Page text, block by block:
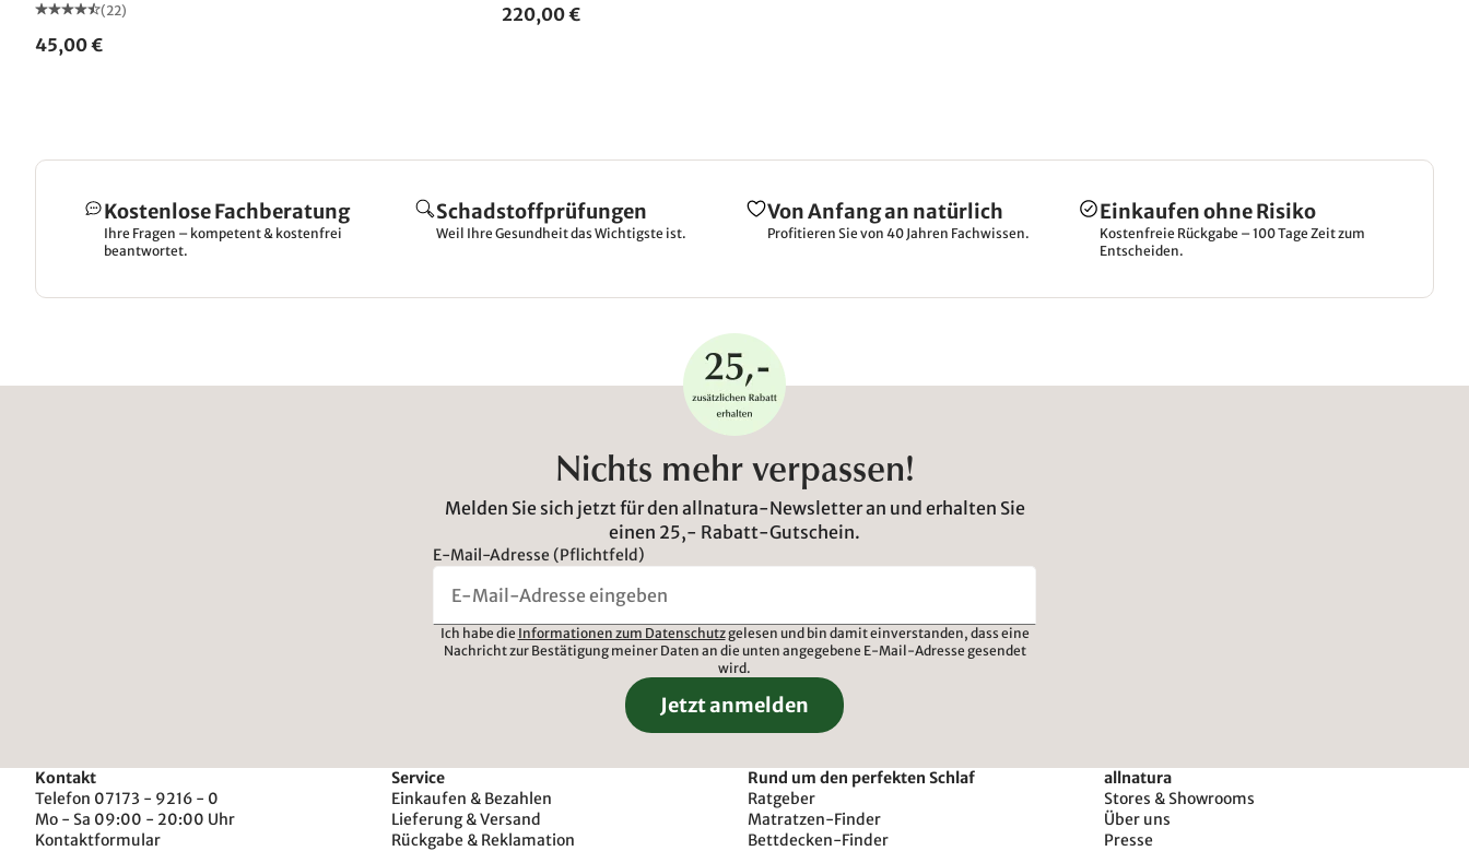
(22)
45,00 €
220,00 €
Kostenlose Fachberatung
Ihre Fragen – kompetent & kostenfrei
beantwortet.
Schadstoffprüfungen
Weil Ihre Gesundheit das Wichtigste ist.
Von Anfang an natürlich
Profitieren Sie von 40 Jahren Fachwissen.
Einkaufen ohne Risiko
Kostenfreie Rückgabe – 100 Tage Zeit zum
Entscheiden.
Nichts mehr verpassen!
Melden Sie sich jetzt für den allnatura-Newsletter an und erhalten Sie
einen 25,- Rabatt-Gutschein.
E-Mail-Adresse (Pflichtfeld)
Ich habe die Informationen zum Datenschutzgelesen und bin damit einverstanden, dass eine
Nachricht zur Bestätigung meiner Daten an die unten angegebene E-Mail-Adresse gesendet
wird.
Jetzt anmelden
Kontakt
Telefon 07173 - 9216 - 0
Mo - Sa 09:00 - 20:00 Uhr
Kontaktformular
Service
Einkaufen & Bezahlen
Lieferung & Versand
Rückgabe & Reklamation
Rund um den perfekten Schlaf
Ratgeber
Matratzen-Finder
Bettdecken-Finder
allnatura
Stores & Showrooms
Über uns
Presse